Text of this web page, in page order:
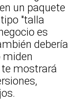
un paquete
"talla
es
debería
miden
te mostrará